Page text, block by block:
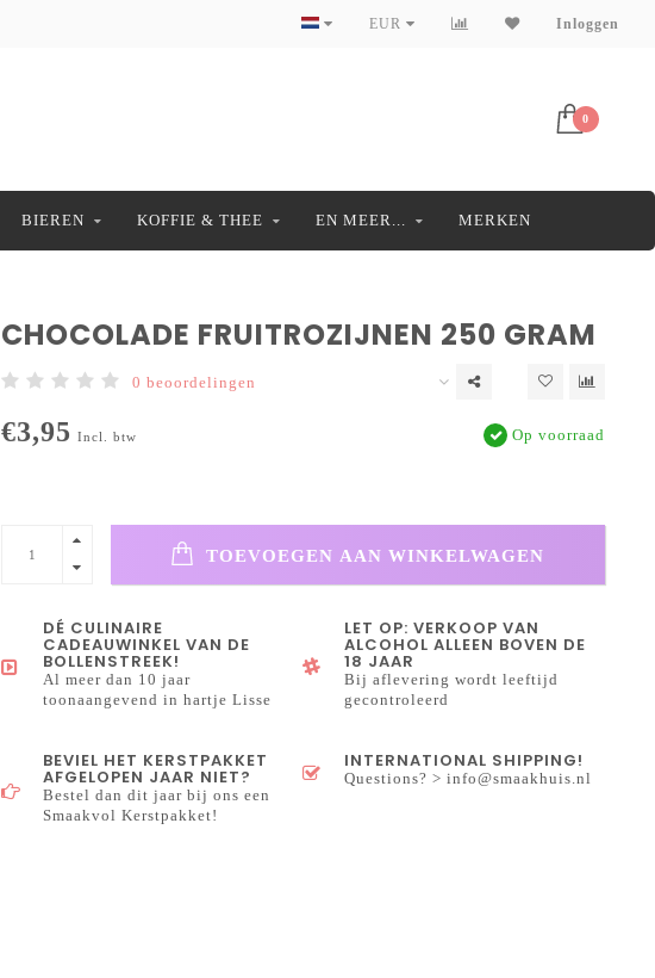
EUR Inloggen
0
BIEREN KOFFIE & THEE EN MEER... MERKEN
CHOCOLADE FRUITROZIJNEN 250 GRAM
0 beoordelingen
€3,95 Incl. btw Op voorraad
TOEVOEGEN AAN WINKELWAGEN
DÉ CULINAIRE
CADEAUWINKEL VAN DE
BOLLENSTREEK!
Al meer dan 10 jaar
toonaangevend in hartje Lisse
LET OP: VERKOOP VAN
ALCOHOL ALLEEN BOVEN DE
18 JAAR
Bij aflevering wordt leeftijd
gecontroleerd
BEVIEL HET KERSTPAKKET
AFGELOPEN JAAR NIET?
Bestel dan dit jaar bij ons een
Smaakvol Kerstpakket!
INTERNATIONAL SHIPPING!
Questions? >info@smaakhuis.nl